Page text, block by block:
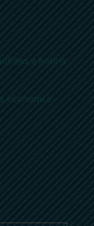
a hotéis
economia